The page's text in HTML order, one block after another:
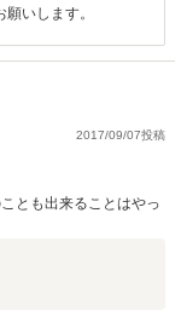
いします。
2017/09/07投稿
とも出来ることはやっ